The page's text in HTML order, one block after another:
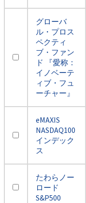
グローバ
ル・プロス
ペクティ
ブ・ファン
ド 『愛称：
イノベーテ
ィブ・フュ
ーチャー』
eMAXIS
NASDAQ100
インデック
ス
たわらノー
ロード
S&P500